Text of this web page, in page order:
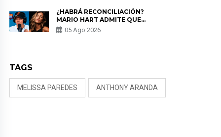
¿HABRÁ RECONCILIACIÓN?
MARIO HART ADMITE QUE
PODRÍA VOLVER CON KORINA
RIVADENEIRA: “NO LE CERRARÍA
05 Ago 2026
TAGS
MELISSA PAREDES ANTHONY ARANDA